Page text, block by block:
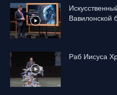
Раб Иисуса